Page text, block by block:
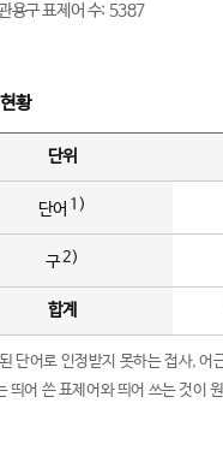
용구 표제어 수: 5387
황
단위
단어 1)
구2)
합계
단어로 인정받지 못하는 접사, 어
띄어 쓴 표제어와 띄어 쓰는 것이